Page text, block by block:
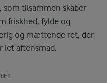
tilsammen skaber
friskhed, fylde og
og mættende ret, der
let aftensmad.